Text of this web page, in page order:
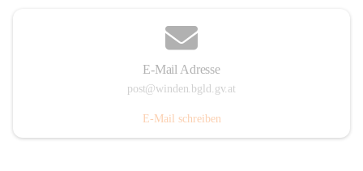
E-Mail Adresse
post@winden.bgld.gv.at
E-Mail schreiben